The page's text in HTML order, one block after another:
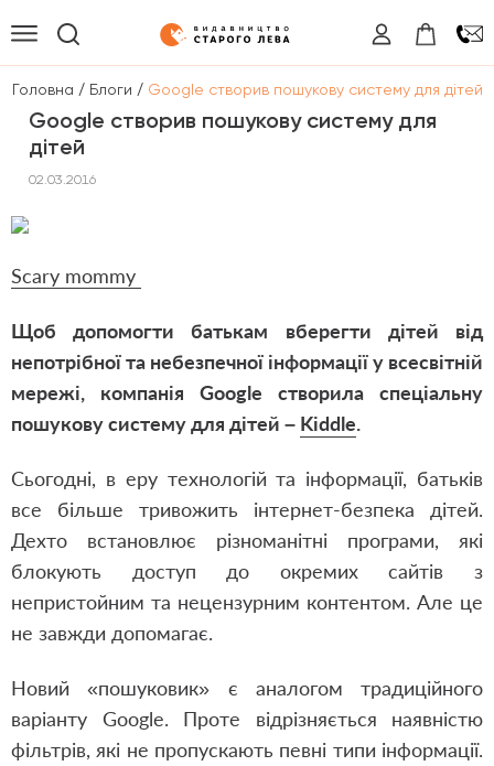
Головна / Блоги / Google створив пошукову систему для дітей
Google створив пошукову систему для
дітей
02.03.2016
Scary mommy
Щоб допомогти батькам вберегти дітей від
непотрібної та небезпечної інформації у всесвітній
мережі, компанія Google створила спеціальну
пошукову систему для дітей – Kiddle.
Сьогодні, в еру технологій та інформації, батьків
все більше тривожить інтернет-безпека дітей.
Дехто встановлює різноманітні програми, які
блокують доступ до окремих сайтів з
непристойним та нецензурним контентом. Але це
не завжди допомагає.
Новий «пошуковик» є аналогом традиційного
варіанту Google. Проте відрізняється наявністю
фільтрів, які не пропускають певні типи інформації.